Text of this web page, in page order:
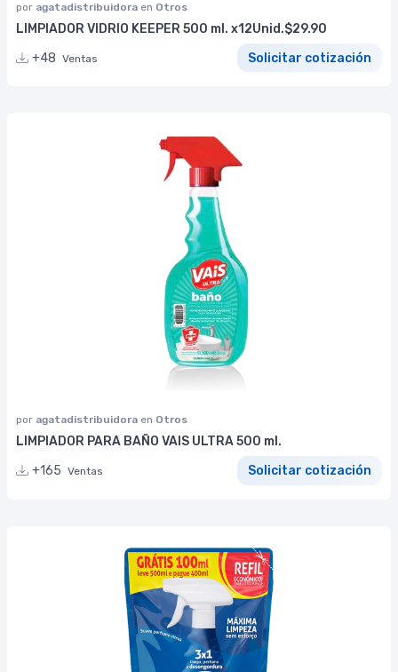
por agatadistribuidora en Otros
LIMPIADOR VIDRIO KEEPER 500 ml. x12Unid.$29.90
+48 Ventas Solicitar cotización
por agatadistribuidora en Otros
LIMPIADOR PARA BAÑO VAIS ULTRA 500 ml.
+165 Ventas Solicitar cotización